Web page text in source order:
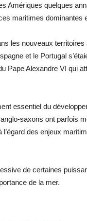
Amériques quelques
maritimes dominantes
les nouveaux territoires
et le Portugal
Pape Alexandre VI qui
essentiel du
saxons ont parfois
des enjeux
de certaines
de la mer.